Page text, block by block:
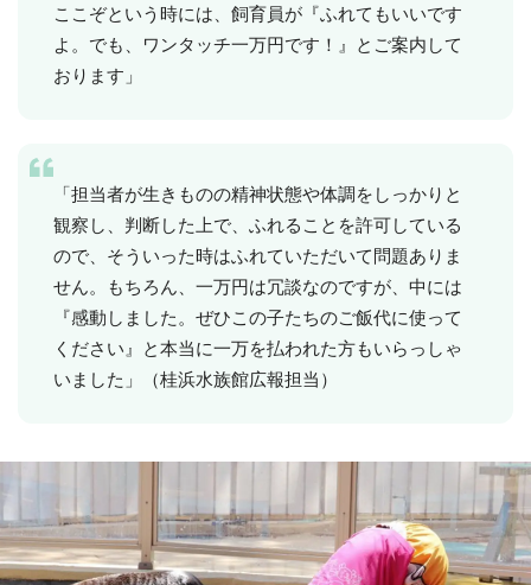
ここぞという時には、飼育員が『ふれてもいいです
よ。でも、ワンタッチ一万円です！』とご案内して
おります」
「担当者が生きものの精神状態や体調をしっかりと
観察し、判断した上で、ふれることを許可している
ので、そういった時はふれていただいて問題ありま
せん。もちろん、一万円は冗談なのですが、中には
『感動しました。ぜひこの子たちのご飯代に使って
ください』と本当に一万を払われた方もいらっしゃ
いました」（桂浜水族館広報担当）